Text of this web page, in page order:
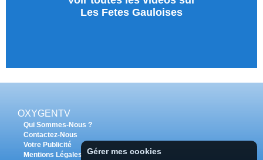
Les Fetes Gauloises
OXYGENTV
Qui Sommes-Nous ?
Contactez-Nous
Votre Publicité
Mentions Légales
Gérer mes cookies